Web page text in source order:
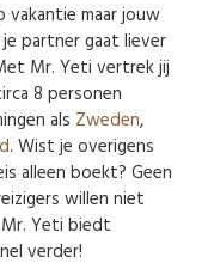
vakantie maar jouw
partner gaat liever
Mr. Yeti vertrek jij
8 personen
als Zweden,
. Wist je overigens
alleen boekt? Geen
willen niet
Yeti biedt
verder!